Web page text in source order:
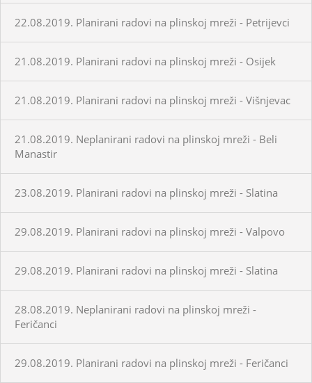
22.08.2019. Planirani radovi na plinskoj mreži - Petrijevci
21.08.2019. Planirani radovi na plinskoj mreži - Osijek
21.08.2019. Planirani radovi na plinskoj mreži - Višnjevac
21.08.2019. Neplanirani radovi na plinskoj mreži - Beli
Manastir
23.08.2019. Planirani radovi na plinskoj mreži - Slatina
29.08.2019. Planirani radovi na plinskoj mreži - Valpovo
29.08.2019. Planirani radovi na plinskoj mreži - Slatina
28.08.2019. Neplanirani radovi na plinskoj mreži -
Feričanci
29.08.2019. Planirani radovi na plinskoj mreži - Feričanci